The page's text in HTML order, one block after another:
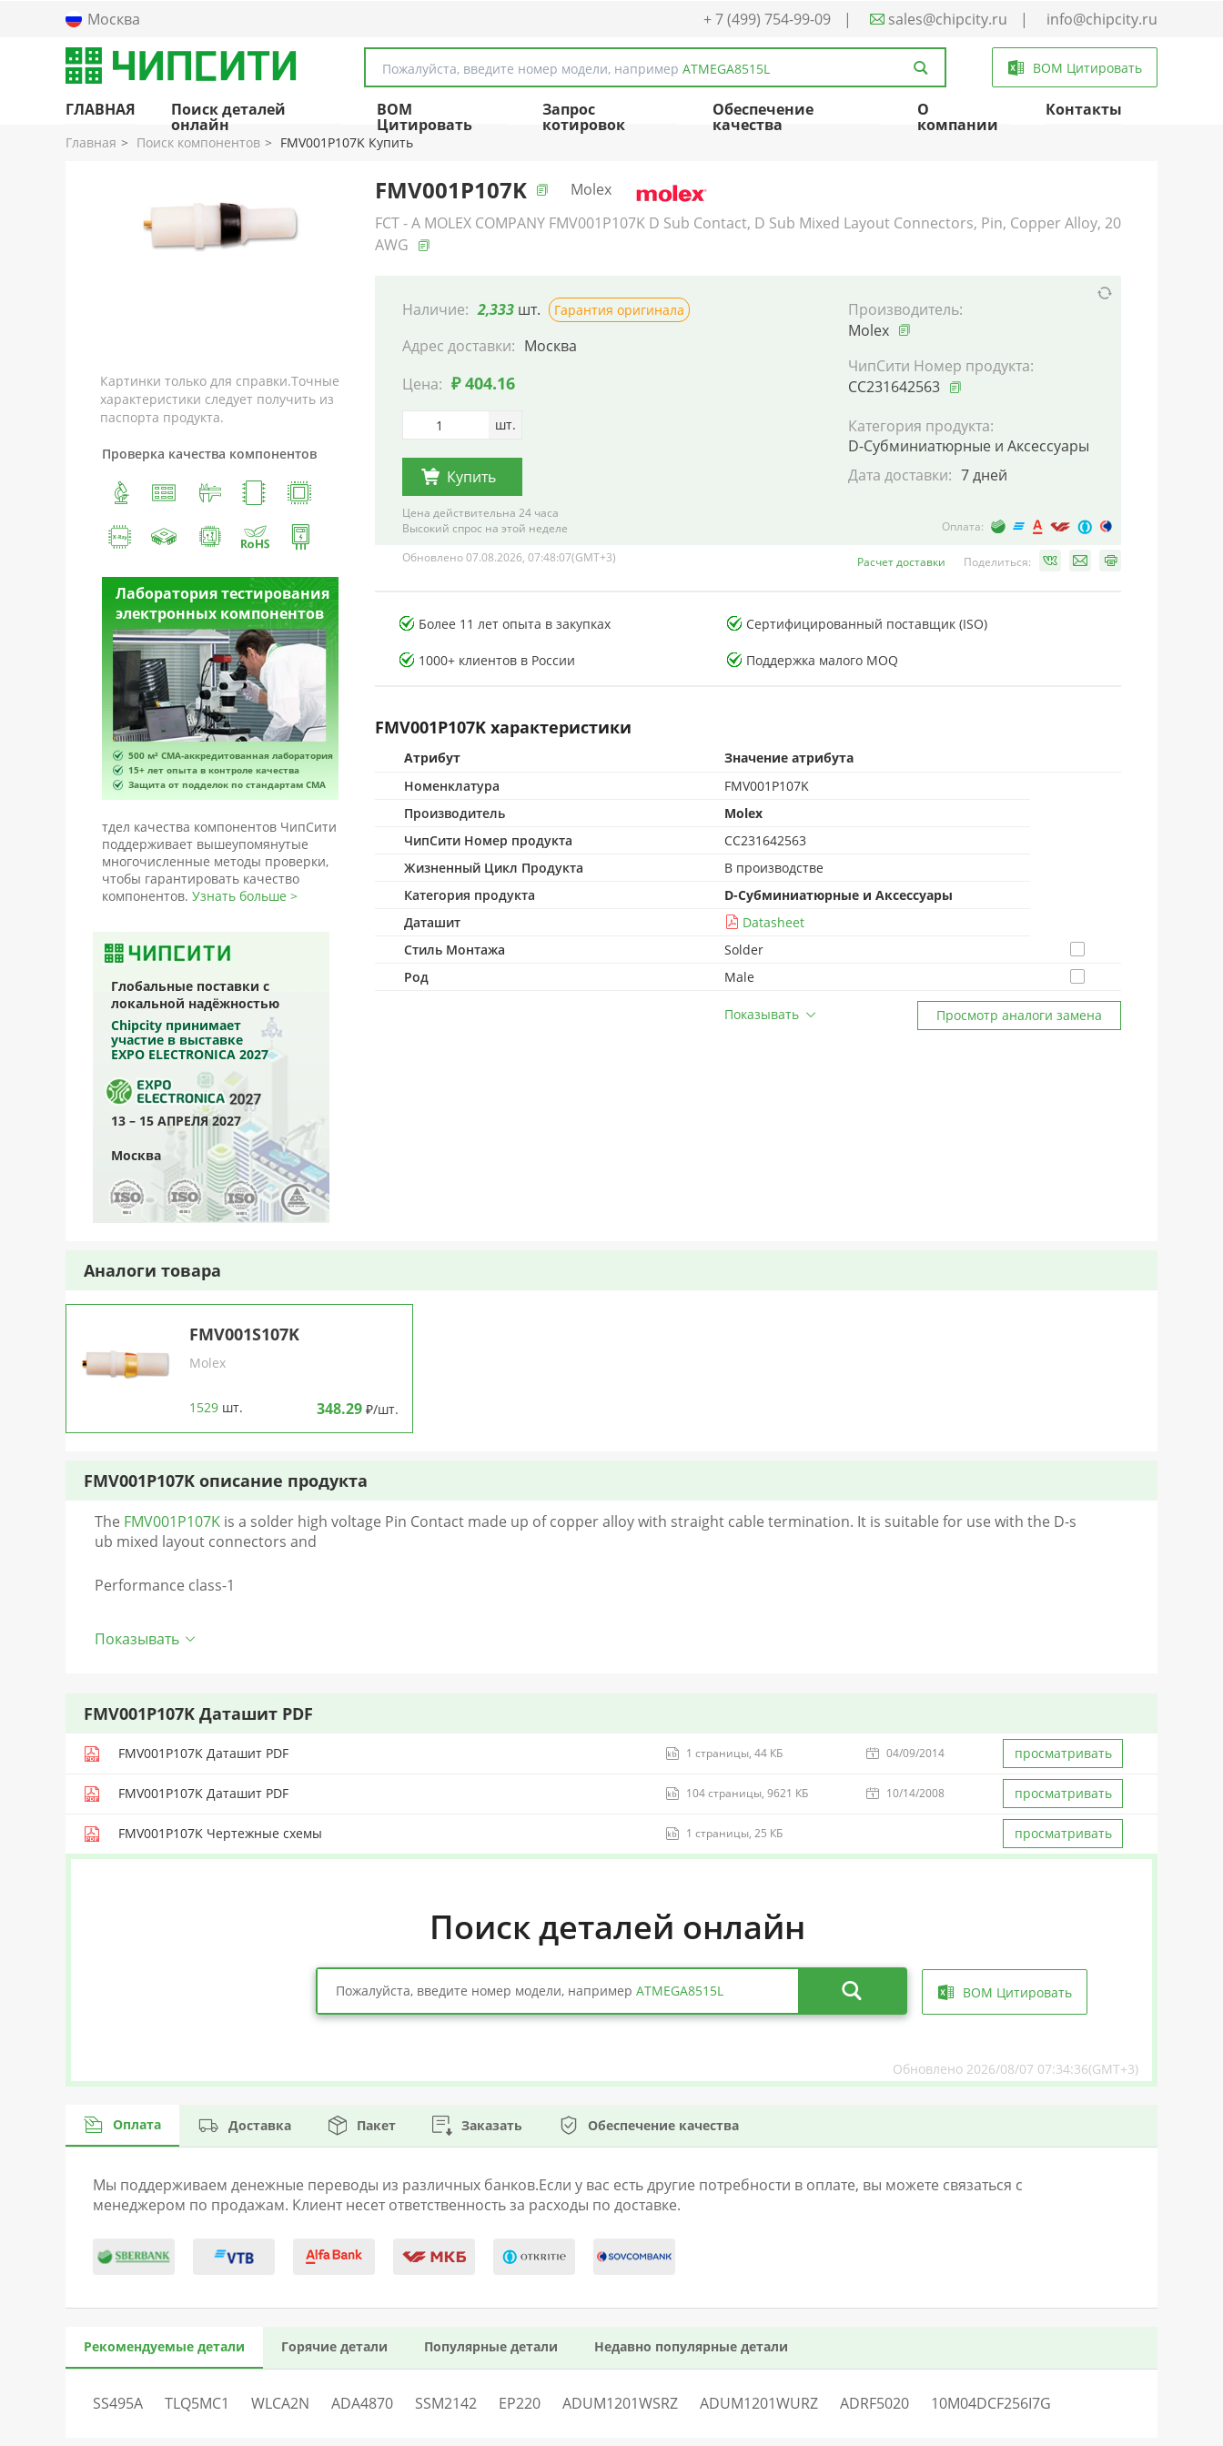
Москва + 7 (499) 754-99-09 | sales@chipcity.ru | info@chipcity.ru
Пожалуйста, введите номер модели, например ATMEGA8515L BOM Цитировать
ГЛАВНАЯ Поиск деталей
онлайн
BOM
Цитировать
Запрос
котировок
Обеспечение
качества
О
компании
Контакты
Главная Поиск компонентов FMV001P107K Купить
Картинки только для справки.Точные
характеристики следует получить из
паспорта продукта.
Проверка качества компонентов
Лаборатория тестирования
электронных компонентов
500 м² CMA-аккредитованная лаборатория
15+ лет опыта в контроле качества
Защита от подделок по стандартам CMA
электронных компонентов
500 м² CMA-аккредитованная лаборатория
Защита от подделок по стандартам CMA
электронных компонентов
500 м² CMA-аккредитованная лаборатория
Защита от подделок по стандартам CMA
тдел качества компонентов ЧипСити
поддерживает вышеупомянутые
многочисленные методы проверки,
чтобы гарантировать качество
компонентов. Узнать больше >
Глобальные поставки с
локальной надёжностью
Chipcity принимает
участие в выставке
EXPO ELECTRONICA 2027
13 – 15 АПРЕЛЯ 2027
Москва
FMV001P107K
Molex
FCT - A MOLEX COMPANY FMV001P107K D Sub Contact, D Sub Mixed Layout Connectors, Pin, Copper Alloy, 20
AWG
Наличие: 2,333 шт. Гарантия оригинала
Адрес доставки: Москва
Цена: ₽ 404.16
шт.
Купить
Цена действительна 24 часа
Высокий спрос на этой неделе
Производитель:
Molex
ЧипСити Номер продукта:
CC231642563
Категория продукта:
D-Субминиатюрные и Аксессуары
Дата доставки: 7 дней
Оплата:
Обновлено 07.08.2026, 07:48:07(GMT+3)
Расчет доставки Поделиться:
Более 11 лет опыта в закупках Сертифицированный поставщик (ISO)
1000+ клиентов в России Поддержка малого MOQ
FMV001P107K характеристики
Атрибут
Значение атрибута
Номенклатура
FMV001P107K
Производитель
Molex
ЧипСити Номер продукта
CC231642563
Жизненный Цикл Продукта
В производстве
Категория продукта
D-Субминиатюрные и Аксессуары
Даташит
Datasheet
Стиль Монтажа
Solder
Род
Male
Показывать Просмотр аналоги замена
Аналоги товара
FMV001S107K
Molex
1529 шт. 348.29 ₽/шт.
FMV001P107K описание продукта
The FMV001P107K is a solder high voltage Pin Contact made up of copper alloy with straight cable termination. It is suitable for use with the D-s
ub mixed layout connectors and
Performance class-1
Показывать
FMV001P107K Даташит PDF
FMV001P107K Даташит PDF 1 страницы, 44 КБ 04/09/2014 просматривать
FMV001P107K Даташит PDF 104 страницы, 9621 КБ 10/14/2008 просматривать
FMV001P107K Чертежные схемы 1 страницы, 25 КБ просматривать
Поиск деталей онлайн
Пожалуйста, введите номер модели, например ATMEGA8515L BOM Цитировать
Обновлено 2026/08/07 07:34:36(GMT+3)
Оплата Доставка Пакет Заказать Обеспечение качества
Мы поддерживаем денежные переводы из различных банков.Если у вас есть другие потребности в оплате, вы можете связаться с
менеджером по продажам. Клиент несет ответственность за расходы по доставке.
Рекомендуемые детали Горячие детали Популярные детали Недавно популярные детали
SS495A TLQ5MC1 WLCA2N ADA4870 SSM2142 EP220 ADUM1201WSRZ ADUM1201WURZ ADRF5020 10M04DCF256I7G